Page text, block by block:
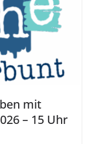
mit
– 15 Uhr